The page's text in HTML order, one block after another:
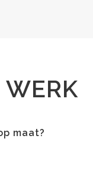
WERK
maat?